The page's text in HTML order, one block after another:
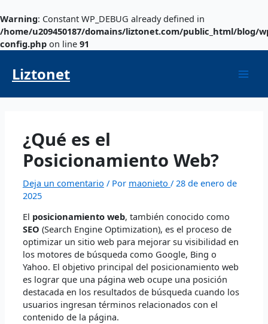
Warning: Constant WP_DEBUG already defined in
/home/u209450187/domains/liztonet.com/public_html/blog/
config.php on line 91
al
contenido
Liztonet
¿Qué es el
Posicionamiento Web?
Deja un comentario / Por maonieto / 28 de enero de
2025
El posicionamiento web, también conocido como
SEO (Search Engine Optimization), es el proceso de
optimizar un sitio web para mejorar su visibilidad en
los motores de búsqueda como Google, Bing o
Yahoo. El objetivo principal del posicionamiento web
es lograr que una página web ocupe una posición
destacada en los resultados de búsqueda cuando los
usuarios ingresan términos relacionados con el
contenido de la página.
de
entradas